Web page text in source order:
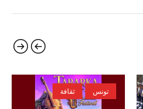
تونس ثقافة